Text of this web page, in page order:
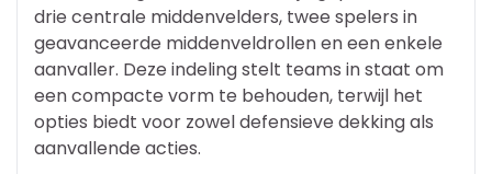
drie centrale middenvelders, twee spelers in
geavanceerde middenveldrollen en een enkele
aanvaller. Deze indeling stelt teams in staat om
een compacte vorm te behouden, terwijl het
opties biedt voor zowel defensieve dekking als
aanvallende acties.